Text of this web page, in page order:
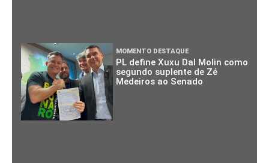
MOMENTO DESTAQUE
PL define Xuxu Dal Molin como
segundo suplente de Zé
Medeiros ao Senado